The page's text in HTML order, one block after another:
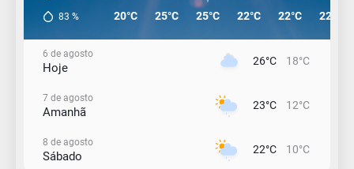
83 % 20°C 25°C 25°C 22°C 22°C 22°C
6 de agosto
Hoje 26°C 18°C
7 de agosto
Amanhã 23°C 12°C
8 de agosto
Sábado 22°C 10°C